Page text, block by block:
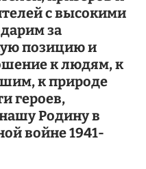
с высокими
за
позицию и
к людям, к
к природе
героев,
Родину в
войне 1941-